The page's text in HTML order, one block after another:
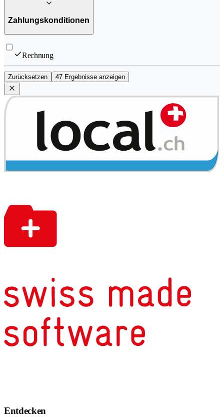
Zahlungskonditionen
Rechnung
Zurücksetzen 47 Ergebnisse anzeigen
Entdecken